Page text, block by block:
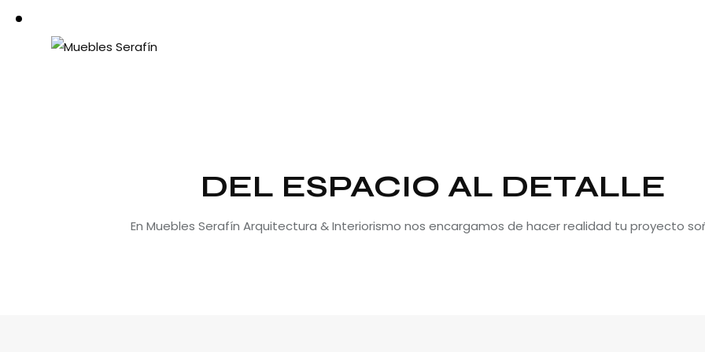
DEL ESPACIO AL DETALLE
En Muebles Serafín Arquitectura & Interiorismo nos encargamos de hacer realidad tu proyecto